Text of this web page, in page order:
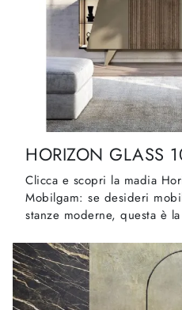
HORIZON GLASS
Clicca e scopri la madia
Mobilgam: se desideri
stanze moderne, questa è